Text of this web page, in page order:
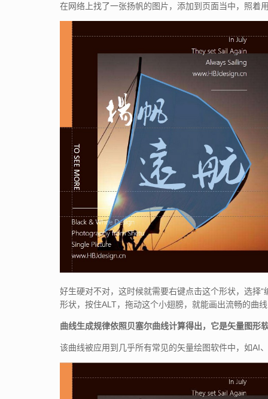
在网络上找了一张扬帆的图片，添加到页面当中，照着
好生硬对不对，这时候就需要右键点击这个形状，选择
形状，按住ALT，拖动这个小翅膀，就能画出流畅的曲
曲线生成规律依照贝塞尔曲线计算得出，它是矢量图形
该曲线被应用到几乎所有常见的矢量绘图软件中，如AI